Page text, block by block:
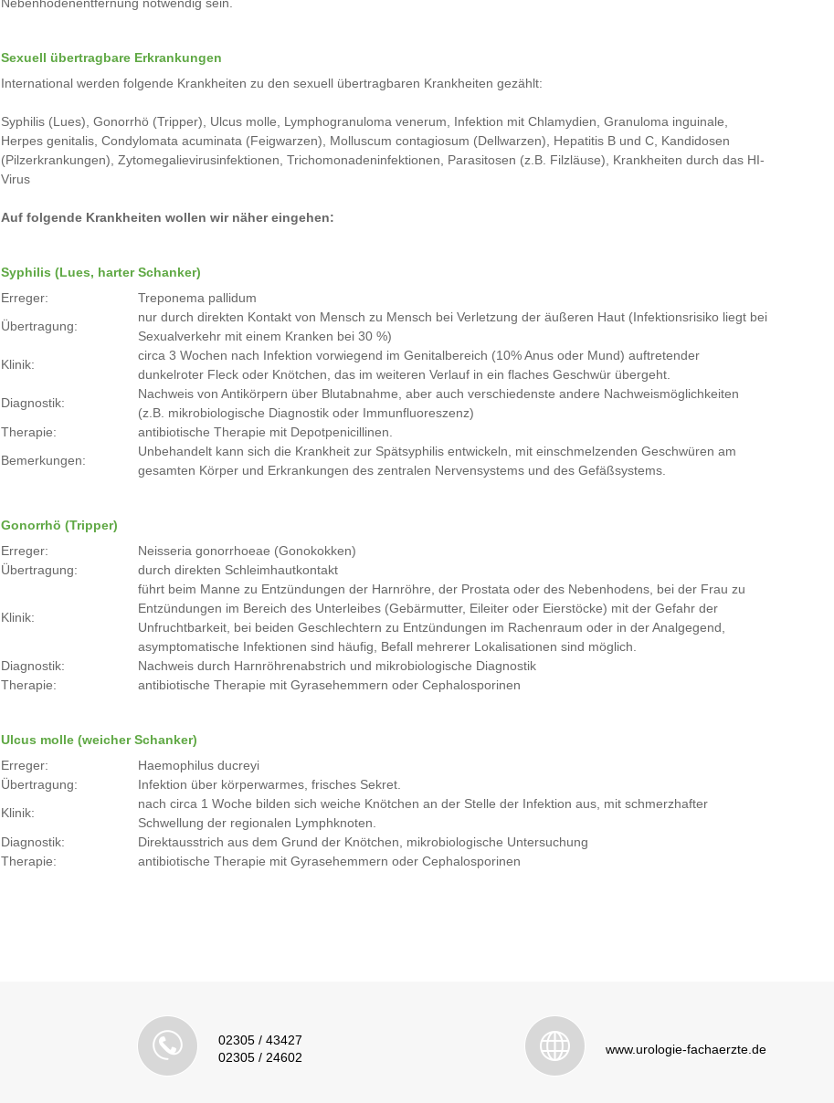
Sexuell übertragbare Erkrankungen
International werden folgende Krankheiten zu den sexuell übertragbaren Krankheiten gezählt:
Syphilis (Lues), Gonorrhö (Tripper), Ulcus molle, Lymphogranuloma venerum, Infektion mit Chlamydien, Granuloma inguinale,
Herpes genitalis, Condylomata acuminata (Feigwarzen), Molluscum contagiosum (Dellwarzen), Hepatitis B und C, Kandidosen
(Pilzerkrankungen), Zytomegalievirusinfektionen, Trichomonadeninfektionen, Parasitosen (z.B. Filzläuse), Krankheiten durch das HI-
Virus
Auf folgende Krankheiten wollen wir näher eingehen:
Syphilis (Lues, harter Schanker)
Erreger:
Treponema pallidum
Übertragung:
nur durch direkten Kontakt von Mensch zu Mensch bei Verletzung der äußeren Haut (Infektionsrisiko liegt bei
Sexualverkehr mit einem Kranken bei 30 %)
Klinik:
circa 3 Wochen nach Infektion vorwiegend im Genitalbereich (10% Anus oder Mund) auftretender
dunkelroter Fleck oder Knötchen, das im weiteren Verlauf in ein flaches Geschwür übergeht.
Diagnostik:
Nachweis von Antikörpern über Blutabnahme, aber auch verschiedenste andere Nachweismöglichkeiten
(z.B. mikrobiologische Diagnostik oder Immunfluoreszenz)
Therapie:
antibiotische Therapie mit Depotpenicillinen.
Bemerkungen:
Unbehandelt kann sich die Krankheit zur Spätsyphilis entwickeln, mit einschmelzenden Geschwüren am
gesamten Körper und Erkrankungen des zentralen Nervensystems und des Gefäßsystems.
Gonorrhö (Tripper)
Erreger:
Neisseria gonorrhoeae (Gonokokken)
Übertragung:
durch direkten Schleimhautkontakt
Klinik:
führt beim Manne zu Entzündungen der Harnröhre, der Prostata oder des Nebenhodens, bei der Frau zu
Entzündungen im Bereich des Unterleibes (Gebärmutter, Eileiter oder Eierstöcke) mit der Gefahr der
Unfruchtbarkeit, bei beiden Geschlechtern zu Entzündungen im Rachenraum oder in der Analgegend,
asymptomatische Infektionen sind häufig, Befall mehrerer Lokalisationen sind möglich.
Diagnostik:
Nachweis durch Harnröhrenabstrich und mikrobiologische Diagnostik
Therapie:
antibiotische Therapie mit Gyrasehemmern oder Cephalosporinen
Ulcus molle (weicher Schanker)
Erreger:
Haemophilus ducreyi
Übertragung:
Infektion über körperwarmes, frisches Sekret.
Klinik:
nach circa 1 Woche bilden sich weiche Knötchen an der Stelle der Infektion aus, mit schmerzhafter
Schwellung der regionalen Lymphknoten.
Diagnostik:
Direktausstrich aus dem Grund der Knötchen, mikrobiologische Untersuchung
Therapie:
antibiotische Therapie mit Gyrasehemmern oder Cephalosporinen
02305 / 43427
02305 / 24602
www.urologie-fachaerzte.de